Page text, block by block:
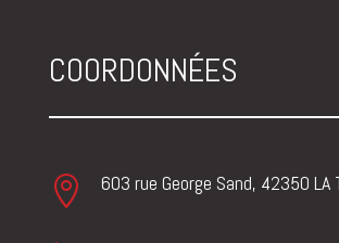
COORDONNÉES
 603 rue George Sand, 42350 LA